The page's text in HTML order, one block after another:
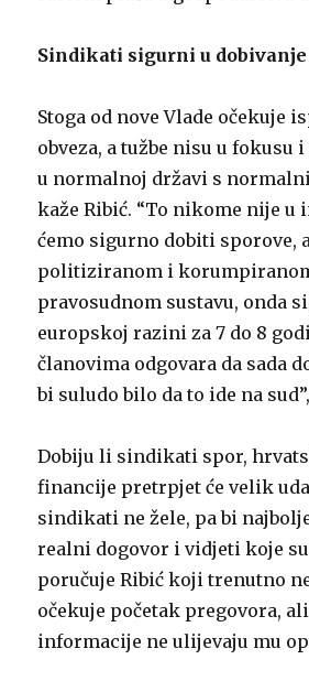
Sindikati sigurni u
Stoga od nove Vlade očekuje
obveza, a tužbe nisu u fokusu
u normalnoj državi s
kaže Ribić. “To nikome nije u
ćemo sigurno dobiti sporove,
politiziranom i
pravosudnom sustavu, onda
europskoj razini za 7 do 8
članovima odgovara da sada
bi suludo bilo da to ide na
Dobiju li sindikati spor,
financije pretrpjet će velik
sindikati ne žele, pa bi
realni dogovor i vidjeti koje
poručuje Ribić koji trenutno
očekuje početak pregovora,
informacije ne ulijevaju mu